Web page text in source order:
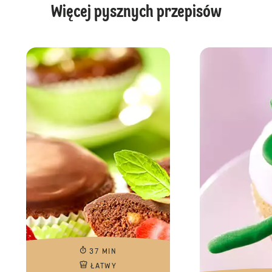
Więcej pysznych przepisów
37 MIN
ŁATWY